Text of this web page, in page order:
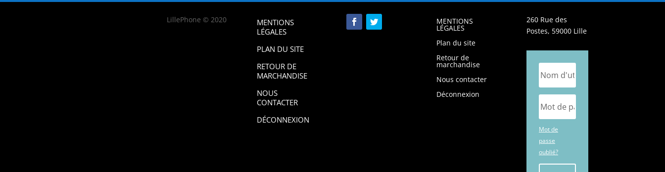
LillePhone © 2020
MENTIONS
LÉGALES
PLAN DU SITE
RETOUR DE
MARCHANDISE
NOUS
CONTACTER
DÉCONNEXION
MENTIONS
LÉGALES
Plan du site
Retour de
marchandise
Nous contacter
Déconnexion
260 Rue des
Postes, 59000 Lille
Mot de
passe
oublié?